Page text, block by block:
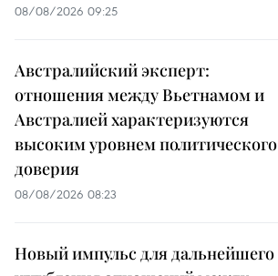
08/08/2026 09:25
Австралийский эксперт:
отношения между Вьетнамом и
Австралией характеризуются
высоким уровнем политического
доверия
08/08/2026 08:23
Новый импульс для дальнейшего